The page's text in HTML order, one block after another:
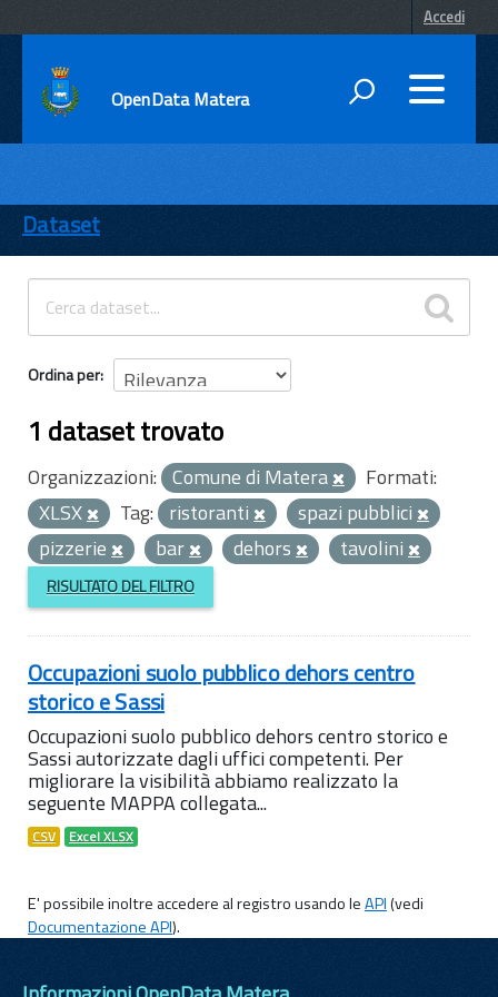
Accedi
OpenData Matera
ENTI
TEMI
INFORMAZIONI
Dataset
Ordina per
1 dataset trovato
Organizzazioni: Comune di Matera
Formati:
XLSX
Tag: ristoranti
spazi pubblici
pizzerie
bar dehors tavolini
RISULTATO DEL FILTRO
Occupazioni suolo pubblico dehors centro
storico e Sassi
Occupazioni suolo pubblico dehors centro storico e
Sassi autorizzate dagli uffici competenti. Per
migliorare la visibilità abbiamo realizzato la
seguente MAPPA collegata...
CSV Excel XLSX
E' possibile inoltre accedere al registro usando leAPI(vedi
Documentazione API).